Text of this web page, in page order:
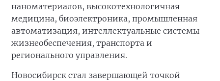
наноматериалов, высокотехнологичная
медицина, биоэлектроника, промышленная
автоматизация, интеллектуальные системы
жизнеобеспечения, транспорта и
регионального управления.
Новосибирск стал завершающей точкой